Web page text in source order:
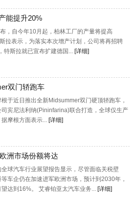
能提升20%
，自今年10月起，柏林工厂的产量将提高
拉表示，为落实本次增产计划，公司将再招聘
特斯拉就已宣布扩建德国... [详细]
双门轿跑车
于近日推出全新Midsummer双门硬顶轿跑车，
宾尼法利纳(Pininfarina)联合打造，全球仅生产
摩根方面表示... [详细]
洲市场份额将达
球汽车行业展望报告显示，尽管面临关税壁
车企仍在加速进军欧洲市场，预计到2030年，
达到16%。 艾睿铂亚太汽车业务... [详细]